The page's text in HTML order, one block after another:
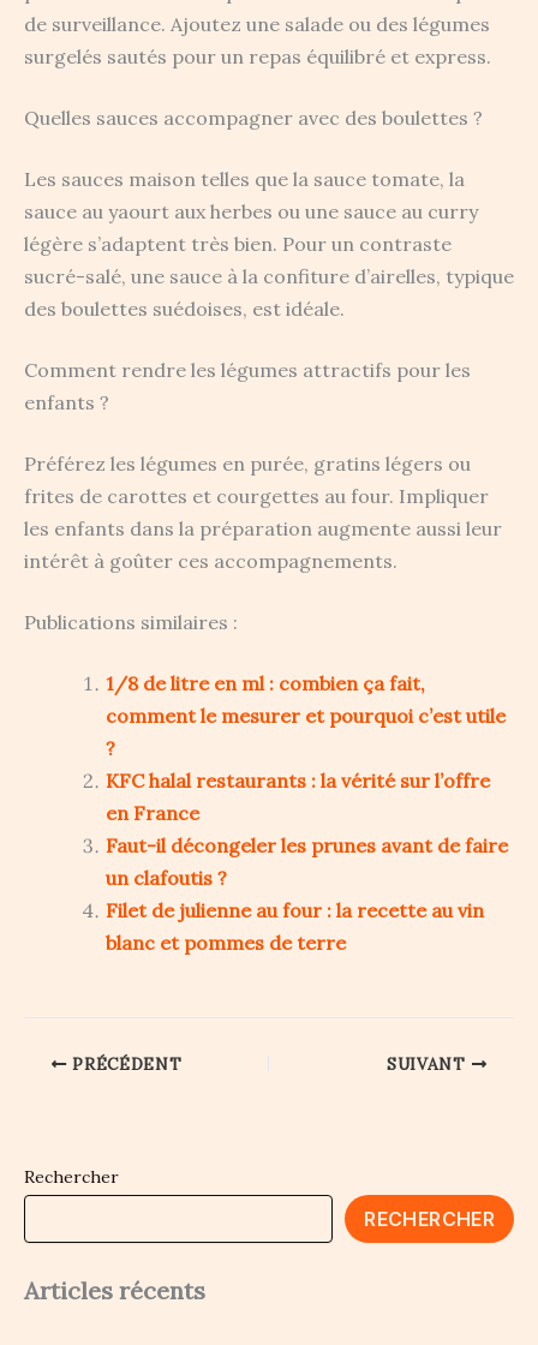
de surveillance. Ajoutez une salade ou des légumes
surgelés sautés pour un repas équilibré et express.
Quelles sauces accompagner avec des boulettes ?
Les sauces maison telles que la sauce tomate, la
sauce au yaourt aux herbes ou une sauce au curry
légère s’adaptent très bien. Pour un contraste
sucré-salé, une sauce à la confiture d’airelles, typique
des boulettes suédoises, est idéale.
Comment rendre les légumes attractifs pour les
enfants ?
Préférez les légumes en purée, gratins légers ou
frites de carottes et courgettes au four. Impliquer
les enfants dans la préparation augmente aussi leur
intérêt à goûter ces accompagnements.
Publications similaires :
1/8 de litre en ml : combien ça fait,
comment le mesurer et pourquoi c’est utile
?
KFC halal restaurants : la vérité sur l’offre
en France
Faut-il décongeler les prunes avant de faire
un clafoutis ?
Filet de julienne au four : la recette au vin
blanc et pommes de terre
PRÉCÉDENT SUIVANT
Rechercher
RECHERCHER
Articles récents